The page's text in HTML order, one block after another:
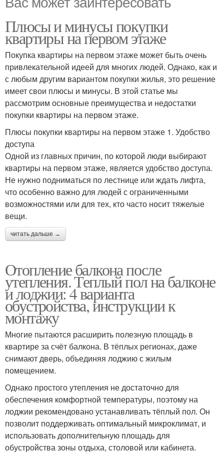
Плюсы и минусы покупки
квартиры на первом этаже
Покупка квартиры на первом этаже может быть очень
привлекательной идеей для многих людей. Однако, как и
с любым другим вариантом покупки жилья, это решение
имеет свои плюсы и минусы. В этой статье мы
рассмотрим основные преимущества и недостатки
покупки квартиры на первом этаже.
Плюсы покупки квартиры на первом этаже 1. Удобство
доступа
Одной из главных причин, по которой люди выбирают
квартиры на первом этаже, является удобство доступа.
Не нужно подниматься по лестнице или ждать лифта,
что особенно важно для людей с ограниченными
возможностями или для тех, кто часто носит тяжелые
вещи.
читать дальше →
Отопление балкона после
утепления. Теплый пол на балконе
и лоджии: 4 варианта
обустройства, инструкции к
монтажу
Многие пытаются расширить полезную площадь в
квартире за счёт балкона. В тёплых регионах, даже
снимают дверь, объединяя лоджию с жилым
помещением.
Однако простого утепления не достаточно для
обеспечения комфортной температуры, поэтому на
лоджии рекомендовано устанавливать тёплый пол. Он
позволит поддерживать оптимальный микроклимат, и
использовать дополнительную площадь для
обустройства зоны отдыха, столовой или кабинета.